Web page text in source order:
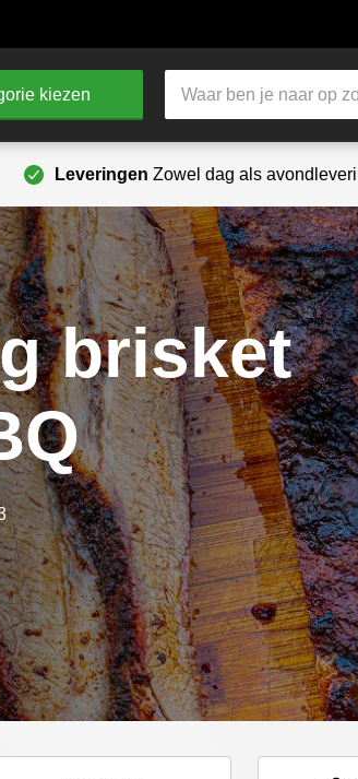
kiezen
Producten
zoeken
Leveringen Zowel dag als
brisket